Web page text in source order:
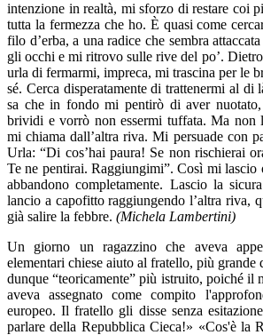
intenzione in realtà, mi sforzo di restare coi
tutta la fermezza che ho. È quasi come
filo d’erba, a una radice che sembra
gli occhi e mi ritrovo sulle rive del po’.
urla di fermarmi, impreca, mi trascina per le
sé. Cerca disperatamente di trattenermi al di
sa che in fondo mi pentirò di aver
brividi e vorrò non essermi tuffata. Ma non
mi chiama dall’altra riva. Mi persuade con
Urla: “Di cos’hai paura! Se non rischierai
Te ne pentirai. Raggiungimi”. Così mi lascio
abbandono completamente. Lascio la
lancio a capofitto raggiungendo l’altra riva,
già salire la febbre. (Michela Lambertini)
Un giorno un ragazzino che aveva
elementari chiese aiuto al fratello, più grande
dunque “teoricamente” più istruito, poiché il
aveva assegnato come compito
europeo. Il fratello gli disse senza
parlare della Repubblica Cieca!» «Cos'è la